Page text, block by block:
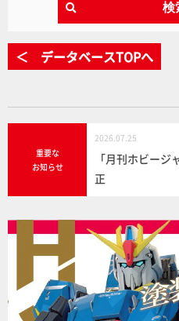
検
＜ データベースTOPへ
重要な
お知らせ
2026.07.25
「月刊ホビー
正